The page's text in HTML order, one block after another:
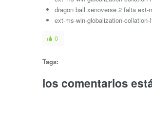
dragon ball xenoverse 2 falta ext-
ext-ms-win-globalization-collation-
0
Tags:
los comentarios